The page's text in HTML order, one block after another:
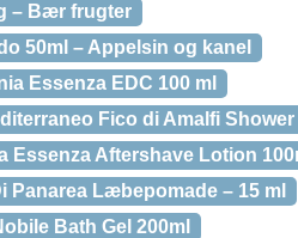
– Bær frugter
50ml – Appelsin og kanel
Essenza EDC 100 ml
Fico di Amalfi Shower
Essenza Aftershave Lotion
Panarea Læbepomade – 15 ml
Bath Gel 200ml